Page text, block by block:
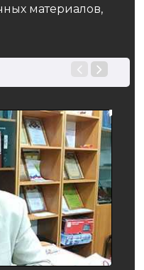
материалов,